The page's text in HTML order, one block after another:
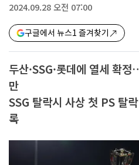
2024.09.28 오전 07:00
구글에서 뉴스1 즐겨찾기
두산·SSG·롯데에 열세 확
만
SSG 탈락시 사상 첫 PS 탈
록